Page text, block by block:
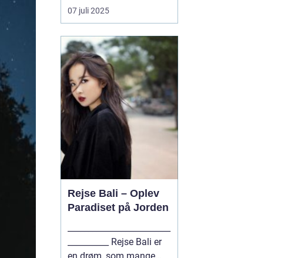
spændende byer på. Og
hvad er en bedre måde
med tog? Med tog kan
du rejse komfortabelt og
hurtigt til byer som
Berlin, Hamburg, Paris,
Amster...
07 juli 2025
Rejse Bali – Oplev
Paradiset på Jorden